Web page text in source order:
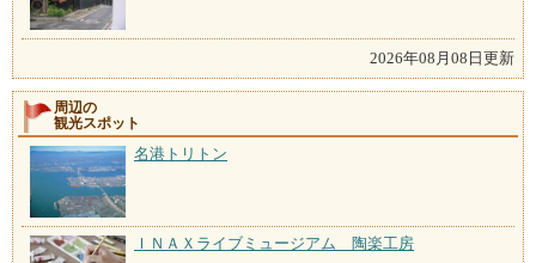
2026年08月08日更新
周辺の
観光スポット
名港トリトン
ＩＮＡＸライブミュージアム 陶楽工房